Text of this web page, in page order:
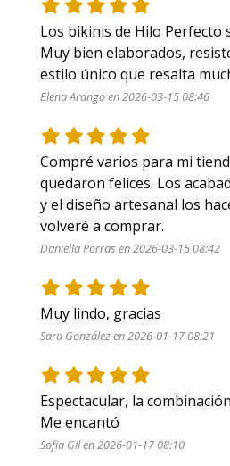
Los bikinis de Hilo Perfecto
Muy bien elaborados,
estilo único que resalta
Elena Arango en 2026-03-15 08:46
Compré varios para mi
quedaron felices. Los
y el diseño artesanal los
volveré a comprar.
Daniella Porras en 2026-03-15 08:42
Sara González en 2026-01-17 08:21
Espectacular, la
Sofia Gil en 2026-01-17 08:10